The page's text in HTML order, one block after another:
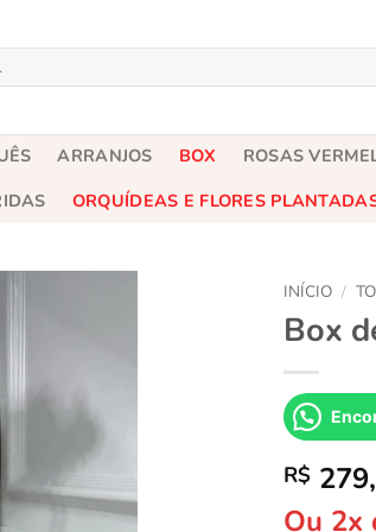
ARRANJOS BOX ROSAS
ORQUÍDEAS E FLORES
INÍCIO /
Box
R$
Ou 2x